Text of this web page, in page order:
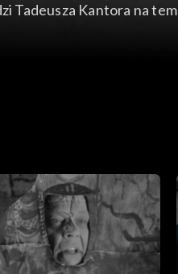
Tadeusza Kantora na
premierę